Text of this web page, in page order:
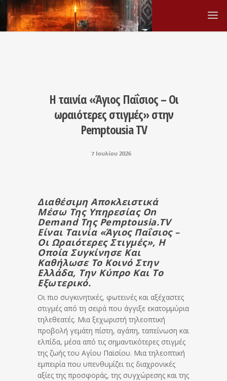
Η ταινία «Άγιος Παΐσιος – Οι
ωραιότερες στιγμές» στην
Pemptousia TV
7 Ιουλίου 2026
Διαθέσιμη Αποκλειστικά
Μέσω Της Υπηρεσίας On
Demand Της Pemptousia.TV
Είναι Ταινία «Άγιος Παΐσιος –
Οι Ωραιότερες Στιγμές», Η
Οποία Συγκίνησε Και
Καθήλωσε Το Κοινό Στην
Ελλάδα, Την Κύπρο Και Το
Εξωτερικό.
Οι πιο συγκινητικές, φωτεινές και αξέχαστες
στιγμές από τη σειρά που άγγιξε εκατομμύρια
τηλεθεατές. Μια ξεχωριστή τηλεοπτική
προβολή γεμάτη πίστη, αγάπη, ταπείνωση και
ελπίδα, μέσα από τις σημαντικότερες στιγμές
της ζωής του Αγίου Παϊσίου. Μια τηλεοπτική
εμπειρία που υπενθυμίζει τις διαχρονικές
αξίες της προσφοράς, της συγχώρεσης και της